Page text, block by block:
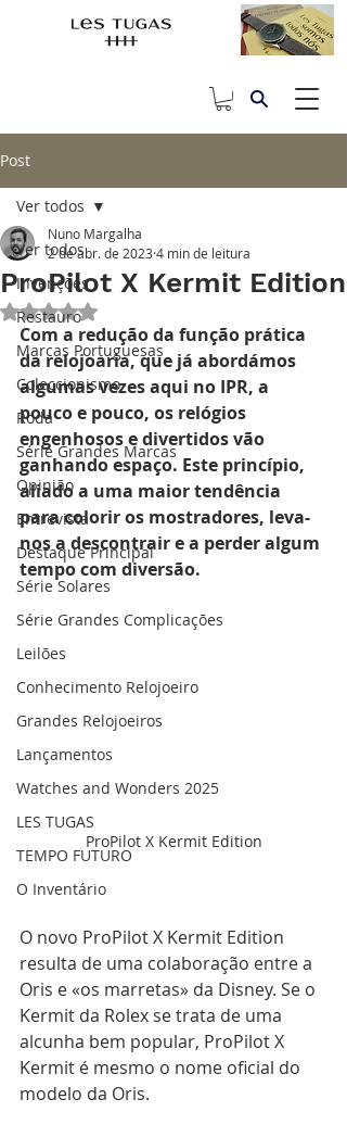
Post
Ver todos
Invenções
Restauro
Marcas Portuguesas
Coleccionismo
Roda
Série Grandes Marcas
Opinião
Entrevista
Destaque Principal
Série Solares
Série Grandes Complicações
Leilões
Conhecimento Relojoeiro
Grandes Relojoeiros
Lançamentos
Watches and Wonders 2025
LES TUGAS
TEMPO FUTURO
O Inventário
Ver todos
ProPilot X Kermit Edition
Nuno Margalha
2 de abr. de 2023 4 min de leitura
Avaliado com NaN de 5 estrelas.
Com a redução da função prática
da relojoaria, que já abordámos
algumas vezes aqui no IPR, a
pouco e pouco, os relógios
engenhosos e divertidos vão
ganhando espaço. Este princípio,
aliado a uma maior tendência
para colorir os mostradores, leva-
nos a descontrair e a perder algum
tempo com diversão.
ProPilot X Kermit Edition
O novo ProPilot X Kermit Edition
resulta de uma colaboração entre a
Oris e «os marretas» da Disney. Se o
Kermit da Rolex se trata de uma
alcunha bem popular, ProPilot X
Kermit é mesmo o nome oficial do
modelo da Oris.